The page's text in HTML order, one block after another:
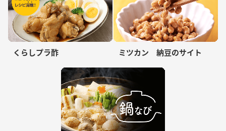
くらしプラ酢 ミツカン 納豆のサイト